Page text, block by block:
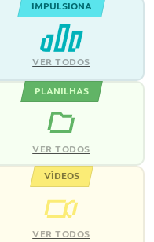
IMPULSIONA
VER TODOS
PLANILHAS
VER TODOS
VÍDEOS
VER TODOS